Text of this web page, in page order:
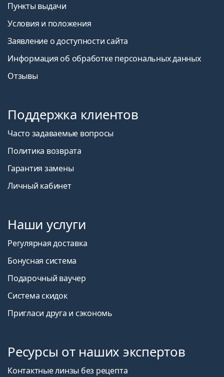
Пункты выдачи
Условия и положения
Заявление о доступности сайта
Информация об обработке персональных данных
Отзывы
Поддержка клиентов
Часто задаваемые вопросы
Политика возврата
Гарантия замены
Личный кабинет
Наши услуги
Регулярная доставка
Бонусная система
Подарочный ваучер
Система скидок
Пригласи друга и сэкономь
Ресурсы от наших экспертов
Контактные линзы без рецепта